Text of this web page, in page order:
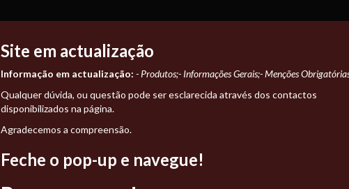
Site em actualização
Informação em actualização: - Produtos;- Informações Gerais;- Menções
Qualquer dúvida, ou questão pode ser esclarecida através dos contactos
disponibilizados na página.
Agradecemos a compreensão.
Feche o pop-up e navegue!